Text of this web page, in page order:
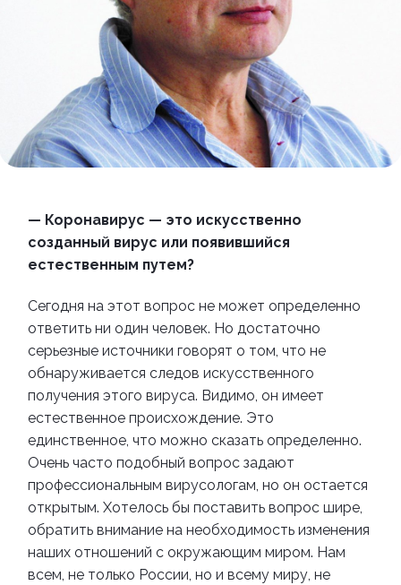
— Коронавирус — это искусственно
созданный вирус или появившийся
естественным путем?
Сегодня на этот вопрос не может определенно
ответить ни один человек. Но достаточно
серьезные источники говорят о том, что не
обнаруживается следов искусственного
получения этого вируса. Видимо, он имеет
естественное происхождение. Это
единственное, что можно сказать определенно.
Очень часто подобный вопрос задают
профессиональным вирусологам, но он остается
открытым. Хотелось бы поставить вопрос шире,
обратить внимание на необходимость изменения
наших отношений с окружающим миром. Нам
всем, не только России, но и всему миру, не